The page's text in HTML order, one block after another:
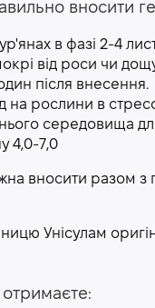
вносити
в фазі 2-4
від роси чи
після внесення.
на рослини в
середовища
4,0-7,0
вносити разом
Унісулам